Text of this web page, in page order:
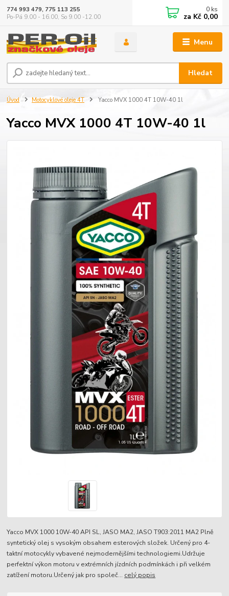
Menu
Hledat
774 993 479, 775 113 255
Po-Pá 9.00 - 16.00, So 9.00 -12.00
0 ks
za Kč 0,00
Úvod Motocyklové oleje 4T Yacco MVX 1000 4T 10W-40 1l
Yacco MVX 1000 4T 10W-40 1l
Yacco MVX 1000 10W-40 API SL, JASO MA2, JASO T903:2011 MA2 Plně
syntetický olej s vysokým obsahem esterových složek. Určený pro 4-
taktní motocykly vybavené nejmodernějšími technologiemi.Udržuje
perfektní výkon motoru v extrémních jízdních podmínkách i při velkém
zatížení motoru.Určený jak pro společ... celý popis